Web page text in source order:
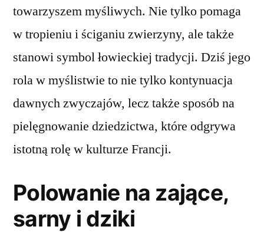
towarzyszem myśliwych. Nie tylko pomaga
w tropieniu i ściganiu zwierzyny, ale także
stanowi symbol łowieckiej tradycji. Dziś jego
rola w myślistwie to nie tylko kontynuacja
dawnych zwyczajów, lecz także sposób na
pielęgnowanie dziedzictwa, które odgrywa
istotną rolę w kulturze Francji.
Polowanie na zające,
sarny i dziki